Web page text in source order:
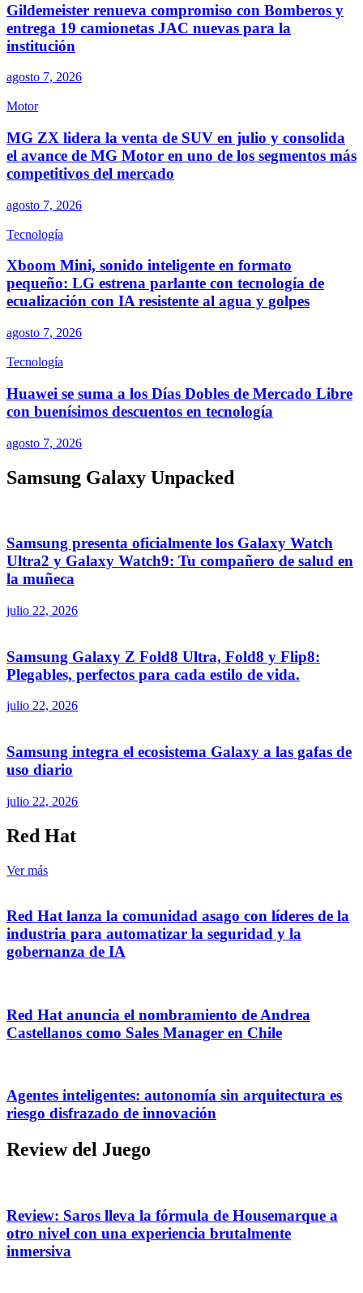
Gildemeister renueva compromiso con Bomberos y
entrega 19 camionetas JAC nuevas para la
institución
agosto 7, 2026
Motor
MG ZX lidera la venta de SUV en julio y consolida
el avance de MG Motor en uno de los segmentos más
competitivos del mercado
agosto 7, 2026
Tecnología
Xboom Mini, sonido inteligente en formato
pequeño: LG estrena parlante con tecnología de
ecualización con IA resistente al agua y golpes
agosto 7, 2026
Tecnología
Huawei se suma a los Días Dobles de Mercado Libre
con buenísimos descuentos en tecnología
agosto 7, 2026
Samsung Galaxy Unpacked
Samsung presenta oficialmente los Galaxy Watch
Ultra2 y Galaxy Watch9: Tu compañero de salud en
la muñeca
julio 22, 2026
Samsung Galaxy Z Fold8 Ultra, Fold8 y Flip8:
Plegables, perfectos para cada estilo de vida.
julio 22, 2026
Samsung integra el ecosistema Galaxy a las gafas de
uso diario
julio 22, 2026
Red Hat
Ver más
Red Hat lanza la comunidad asago con líderes de la
industria para automatizar la seguridad y la
gobernanza de IA
Red Hat anuncia el nombramiento de Andrea
Castellanos como Sales Manager en Chile
Agentes inteligentes: autonomía sin arquitectura es
riesgo disfrazado de innovación
Review del Juego
Review: Saros lleva la fórmula de Housemarque a
otro nivel con una experiencia brutalmente
inmersiva